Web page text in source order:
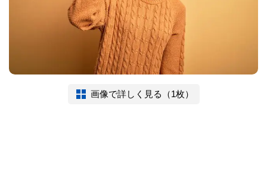
画像で詳しく見る（1枚）